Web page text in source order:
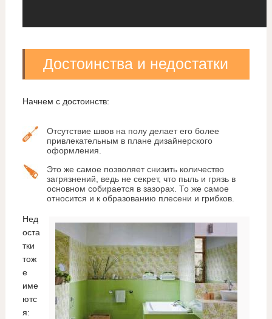
Достоинства и недостатки
Начнем с достоинств:
Отсутствие швов на полу делает его более
привлекательным в плане дизайнерского
оформления.
Это же самое позволяет снизить количество
загрязнений, ведь не секрет, что пыль и грязь в
основном собирается в зазорах. То же самое
относится и к образованию плесени и грибков.
Нед
оста
тки
тож
е
име
ютс
я: